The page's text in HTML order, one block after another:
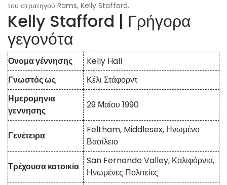
του στρατηγού Rams, Kelly Stafford.
Kelly Stafford | Γρήγορα
γεγονότα
Ονομα γέννησης
Kelly Hall
Γνωστός ως
Κέλι Στάφορντ
Ημερομηνια
γεννησης
29 Μαΐου 1990
Γενέτειρα
Feltham, Middlesex, Ηνωμένο
Βασίλειο
Τρέχουσα κατοικία
San Fernando Valley, Καλιφόρνια,
Ηνωμένες Πολιτείες